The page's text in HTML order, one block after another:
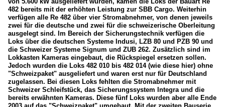
482 bereits mit der erhöhten Leistung zur SBB Cargo. Weiterhin
verfügen alle Re 482 über vier Stromabnehmer, von denen jeweils
zwei für die deutsche und zwei für die schweizerische Oberleitung
ausgelegt sind. Im Bereich der Sicherungstechnik verfügen die
Loks über die deutschen Systeme Indusi, LZB 80 und PZB 90 und
die Schweizer Systeme Signum und ZUB 262. Zusätzlich sind im
Lokkasten Kameras eingebaut, die Rückspiegel ersetzen sollen.
Jedoch wurden die Loks 482 010 bis 482 014 (wie diese hier) ohne
"Schweizpaket" ausgeliefert und waren erst nur für Deutschland
zugelassen. Bei diesen Loks fehlten die Stromabnehmer mit
Schweizer Schleifstück, das Sicherungssystem Integra und die
bereits erwähnten Kameras. Diese fünf Loks wurden aber alle Ende